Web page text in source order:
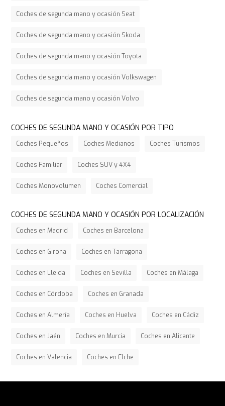
Coches de segunda mano y ocasión Seat
Coches de segunda mano y ocasión Skoda
Coches de segunda mano y ocasión Toyota
Coches de segunda mano y ocasión Volkswagen
Coches de segunda mano y ocasión Volvo
COCHES DE SEGUNDA MANO Y OCASIÓN POR TIPO
Coches Pequeños Coches Medianos Coches Turismos
Coches Familiar Coches SUV y 4X4
Coches Monovolumen Coches Comercial
COCHES DE SEGUNDA MANO Y OCASIÓN POR LOCALIZACIÓN
Coches en Madrid Coches en Barcelona
Coches en Girona Coches en Tarragona
Coches en Lleida Coches en Sevilla Coches en Málaga
Coches en Córdoba Coches en Granada
Coches en Almería Coches en Huelva Coches en Cádiz
Coches en Jaén Coches en Murcia Coches en Alicante
Coches en Valencia Coches en Elche